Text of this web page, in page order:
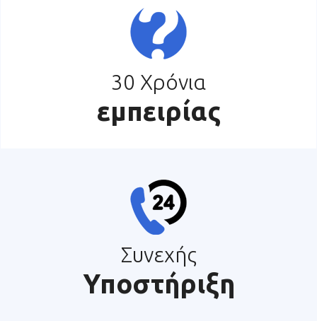
30 Χρόνια
εμπειρίας
Συνεχής
Υποστήριξη